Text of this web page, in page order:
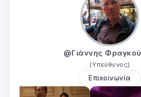
@Γιάννης
(Υπεύθυνος)
Επικοινωνία